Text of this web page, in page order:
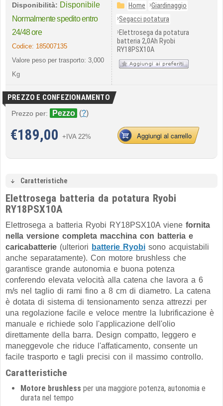
Disponibilità: Disponibile
Normalmente spedito entro
24/48 ore
Codice: 185007135
Valore peso per trasporto: 3,000
Kg
Home ›Giardinaggio
›Segacci potatura
›Elettrosega da potatura
batteria 2,0Ah Ryobi
RY18PSX10A
PREZZO E CONFEZIONAMENTO
Prezzo per: Pezzo (?)
€189,00 +IVA 22% Aggiungi al carrello
Caratteristiche
Elettrosega batteria da potatura Ryobi
RY18PSX10A
Elettrosega a batteria Ryobi RY18PSX10A viene fornita
nella versione completa macchina con batteria e
caricabatterie (ulteriori batterie Ryobi sono acquistabili
anche separatamente). Con motore brushless che
garantisce grande autonomia e buona potenza
conferendo elevata velocità alla catena che lavora a 6
m/s nel taglio di rami fino a 8 cm di diametro. La catena
è dotata di sistema di tensionamento senza attrezzi per
una regolazione facile e veloce mentre la lubrificazione è
manuale e richiede solo l'applicazione dell'olio
direttamente della barra. Design compatto, leggero e
maneggevole che riduce l'affaticamento, consente un
facile trasporto e tagli precisi con il massimo controllo.
Caratteristiche
Motore brushless per una maggiore potenza, autonomia e
durata nel tempo